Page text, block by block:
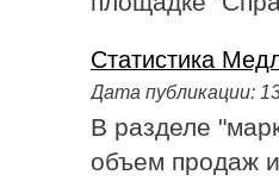
Статистика
Дата публикации:
В разделе
объем продаж